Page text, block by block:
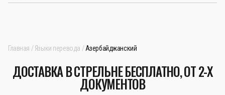
Главная Языки перевода Азербайджанский
ДОСТАВКА В СТРЕЛЬНЕ БЕСПЛАТНО, ОТ 2-Х
ДОКУМЕНТОВ